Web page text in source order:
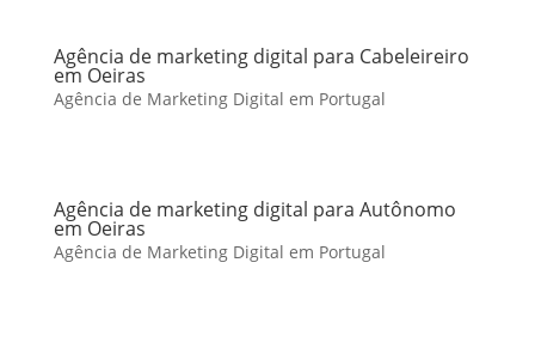
Agência de marketing digital para Cabeleireiro
em Oeiras
Agência de Marketing Digital em Portugal
Agência de marketing digital para Autônomo
em Oeiras
Agência de Marketing Digital em Portugal